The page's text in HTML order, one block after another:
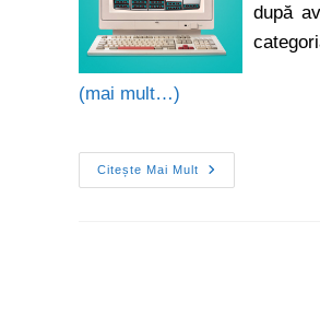
după
(mai mult…)
Citește Mai Mult